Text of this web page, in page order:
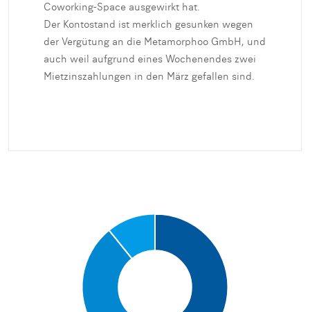
Coworking-Space ausgewirkt hat.
Der Kontostand ist merklich gesunken wegen
der Vergütung an die Metamorphoo GmbH, und
auch weil aufgrund eines Wochenendes zwei
Mietzinszahlungen in den März gefallen sind.